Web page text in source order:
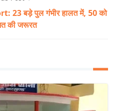
बड़े पुल गंभीर हालत में, 50 को
की जरूरत